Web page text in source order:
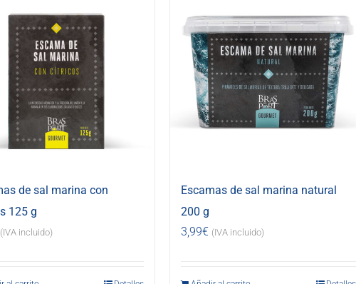
de sal marina con
125 g
(IVA incluido)
Escamas de sal marina natural
200 g
3,99€ (IVA incluido)